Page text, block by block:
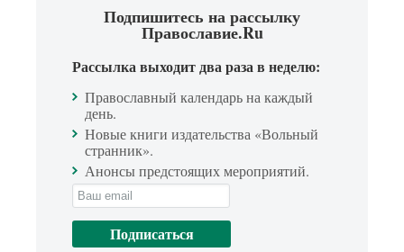
Подпишитесь на рассылку
Православие.Ru
Рассылка выходит два раза в неделю:
Православный календарь на каждый
день.
Новые книги издательства «Вольный
странник».
Анонсы предстоящих мероприятий.